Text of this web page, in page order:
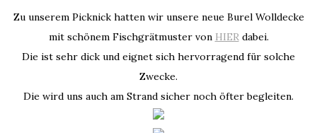
Zu unserem Picknick hatten wir unsere neue Burel Wolldecke
mit schönem Fischgrätmuster von HIERdabei.
Die ist sehr dick und eignet sich hervorragend für solche
Zwecke.
Die wird uns auch am Strand sicher noch öfter begleiten.